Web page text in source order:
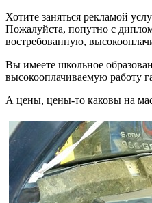
Хотите заняться рекламой
Пожалуйста, попутно с
востребованную,
Вы имеете школьное
высокооплачиваемую работу
А цены, цены-то каковы на